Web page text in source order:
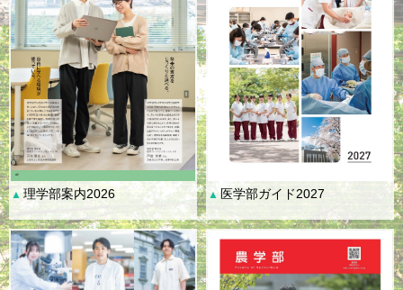
▲理学部案内2026 ▲ 医学部ガイド2027